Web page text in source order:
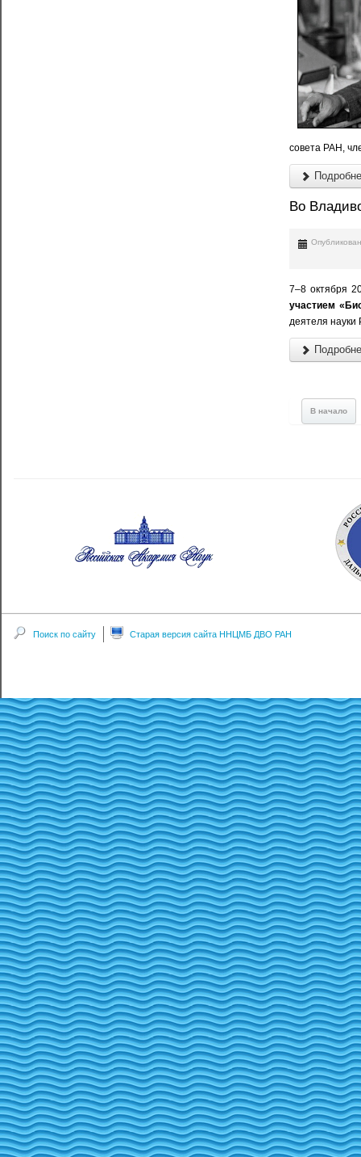
совета РАН,
Во
7–8 октября
участием
деятеля
В начало
Поиск по сайту Старая версия сайта ННЦМБ ДВО РАН